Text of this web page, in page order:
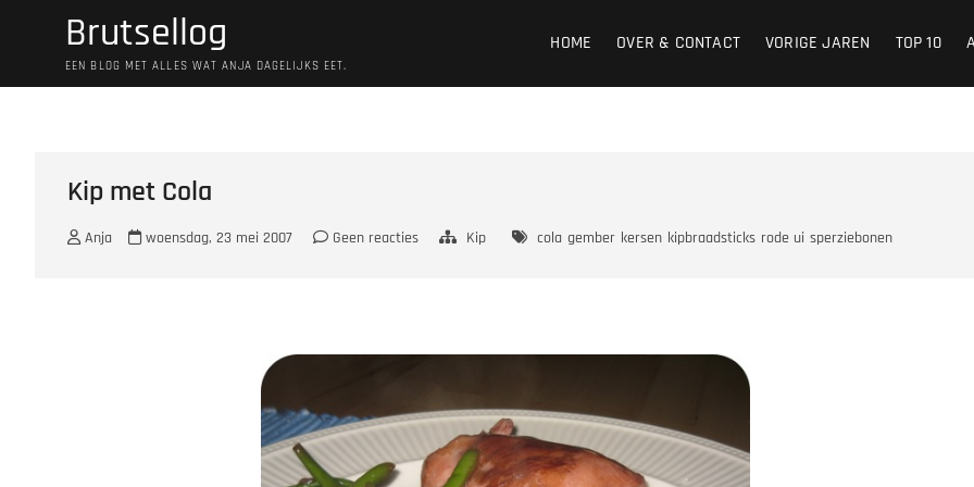
Brutsellog
EEN BLOG MET ALLES WAT ANJA DAGELIJKS EET.
HOME OVER & CONTACT VORIGE JAREN TOP 10
Kip met Cola
Anja woensdag, 23 mei 2007 Geen reacties Kip cola gember kersen kipbraadsticks rode ui sperziebonen